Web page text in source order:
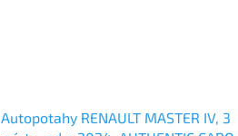
Autopotahy RENAULT MASTER IV, 3